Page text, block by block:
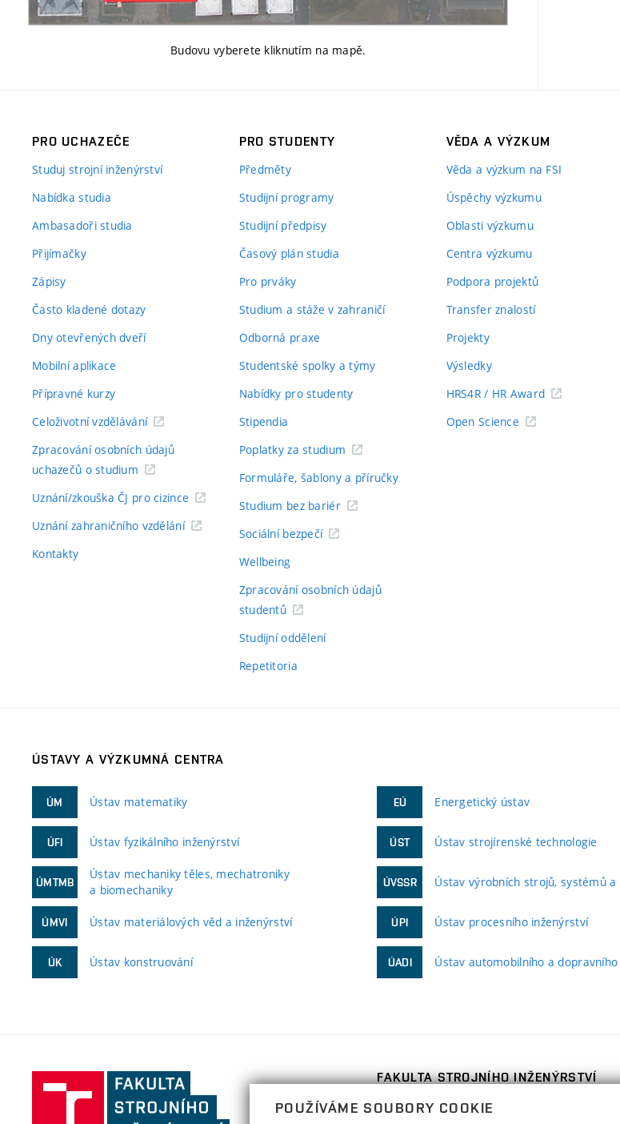
Budovu vyberete kliknutím na mapě.
PRO UCHAZEČE
Studuj strojní inženýrství
Nabídka studia
Ambasadoři studia
Přijímačky
Zápisy
Často kladené dotazy
Dny otevřených dveří
Mobilní aplikace
Přípravné kurzy
Celoživotní vzdělávání
Zpracování osobních údajů
uchazečů o studium
Uznání/zkouška ČJ pro cizince
Uznání zahraničního vzdělání
Kontakty
PRO STUDENTY
Předměty
Studijní programy
Studijní předpisy
Časový plán studia
Pro prváky
Studium a stáže v zahraničí
Odborná praxe
Studentské spolky a týmy
Nabídky pro studenty
Stipendia
Poplatky za studium
Formuláře, šablony a příručky
Studium bez bariér
Sociální bezpečí
Wellbeing
Zpracování osobních údajů
studentů
Studijní oddělení
Repetitoria
VĚDA A VÝZKUM
Věda a výzkum na FSI
Úspěchy výzkumu
Oblasti výzkumu
Centra výzkumu
Podpora projektů
Transfer znalostí
Projekty
Výsledky
HRS4R / HR Award
Open Science
ÚSTAVY A VÝZKUMNÁ CENTRA
ÚM Ústav matematiky
ÚFI Ústav fyzikálního inženýrství
ÚMTMB
Ústav mechaniky těles, mechatroniky
a biomechaniky
ÚMVI Ústav materiálových věd a inženýrství
ÚK Ústav konstruování
EÚ Energetický ústav
ÚST Ústav strojírenské technologie
ÚVSSR Ústav výrobních strojů, systémů
ÚPI Ústav procesního inženýrství
ÚADI Ústav automobilního a
Fakulta
inženýrství,
FAKULTA STROJNÍHO INŽENÝRSTVÍ
Technická 2896/2
POUŽÍVÁME SOUBORY COOKIE